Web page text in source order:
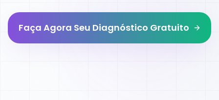
Faça Agora Seu Diagnóstico Gratuito